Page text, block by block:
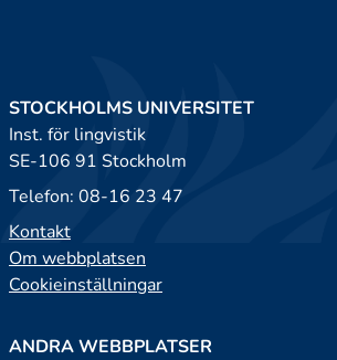
STOCKHOLMS UNIVERSITET
Inst. för lingvistik
SE-106 91 Stockholm
Telefon: 08-16 23 47
Kontakt
Om webbplatsen
Cookieinställningar
ANDRA WEBBPLATSER